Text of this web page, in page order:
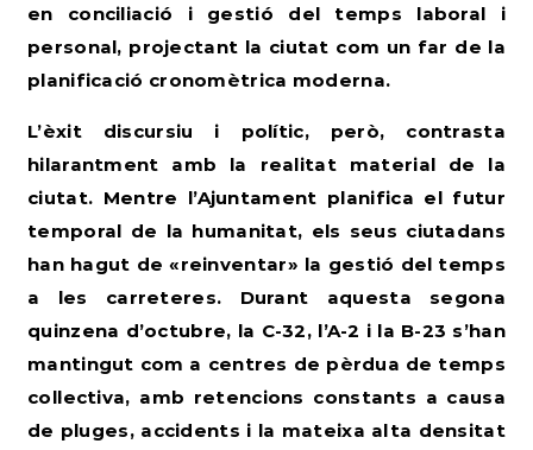
en conciliació i gestió del temps laboral i
personal, projectant la ciutat com un far de la
planificació cronomètrica moderna.
L’èxit discursiu i polític, però, contrasta
hilarantment amb la realitat material de la
ciutat. Mentre l’Ajuntament planifica el futur
temporal de la humanitat, els seus ciutadans
han hagut de «reinventar» la gestió del temps
a les carreteres. Durant aquesta segona
quinzena d’octubre, la C-32, l’A-2 i la B-23 s’han
mantingut com a centres de pèrdua de temps
col·lectiva, amb retencions constants a causa
de pluges, accidents i la mateixa alta densitat